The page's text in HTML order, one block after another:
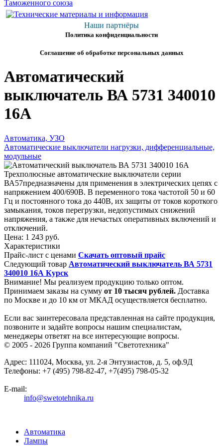
Наши партнёры
Политика конфиденциальности
Соглашение об обработке персональных данных
Автоматический
выключатель ВА 5731 340010
16А
Автоматика, УЗО
Автоматические выключатели нагрузки, дифференциальные,
модульные
Трехполюсные автоматические выключатели серии
ВА57предназначены для применения в электрических цепях с
напряжением 400/690В. В переменного тока частотой 50 и 60
Гц и постоянного тока до 440В, их защиты от токов короткого
замыкания, токов перегрузки, недопустимых снижений
напряжения, а также для нечастых оперативных включений и
отключений.
Цена: 1 243 руб.
Характеристики
Прайс-лист с ценами Скачать оптовый прайс
Следующий товар Автоматический выключатель ВА 5731
340010 16А Курск
Внимание! Мы реализуем продукцию только оптом.
Принимаем заказы на сумму от 10 тысяч рублей. Доставка
по Москве и до 10 км от МКАД осуществляется бесплатно.
Если вас заинтересовала представленная на сайте продукция,
позвоните и задайте вопросы нашим специалистам,
менеджеры ответят на все интересующие вопросы.
© 2005 - 2026 Группа компаний "Светотехника"
Адрес: 111024, Москва, ул. 2-я Энтузиастов, д. 5, оф.9Д
Телефоны: +7 (495) 798-82-47, +7(495) 798-05-32
E-mail:
info@swetotehnika.ru
Автоматика
Лампы